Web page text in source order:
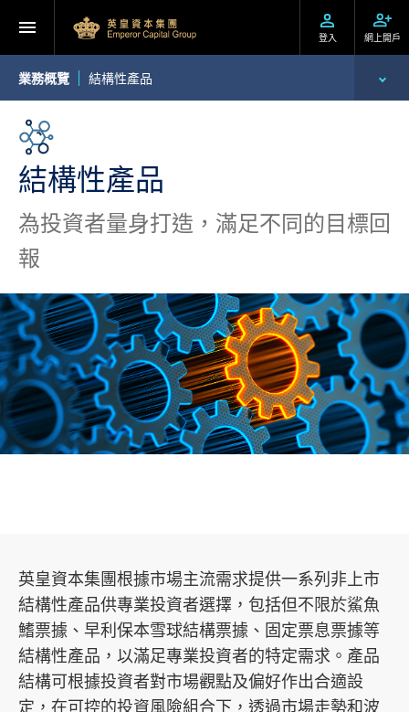
登入 網上開戶
業務概覽 結構性產品
環球投資產品
財富管理
資產管理
企業融資
財務貸款
投資移民
機構業務
市場策略及研究​
結構性產品
為投資者量身打造，滿足不同的目標回
報
英皇資本集團根據市場主流需求提供一系列非上市
結構性產品供專業投資者選擇，包括但不限於鯊魚
鰭票據、早利保本雪球結構票據、固定票息票據等
結構性產品，以滿足專業投資者的特定需求。產品
結構可根據投資者對市場觀點及偏好作出合適設
定，在可控的投資風險組合下，透過市場走勢和波